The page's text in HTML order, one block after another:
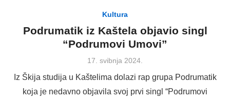
Kultura
Podrumatik iz Kaštela objavio singl
“Podrumovi Umovi”
Posted
17. svibnja 2024.
Iz Škija studija u Kaštelima dolazi rap grupa Podrumatik
koja je nedavno objavila svoj prvi singl “Podrumovi